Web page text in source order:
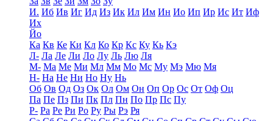
И. Иб Ив Иг Ид Из Ик Ил Им Ин Ио Ип Ир Ис Ит Иф
Их
Йо
Ка Кв Ке Ки Кл Ко Кр Кс Ку Кь Кэ
Л- Ла Ле Ли Ло Лу Ль Лю Ля
М- Ма Ме Ми Мл Мм Мо Мс Му Мэ Мю Мя
Н- На Не Ни Но Ну Нь
Об Ов Од Оз Ок Ол Ом Он Оп Ор Ос От Оф Оц
Па Пе Пз Пи Пк Пл Пн По Пр Пс Пу
Р- Ра Ре Ри Ро Ру Ры Рэ Ря